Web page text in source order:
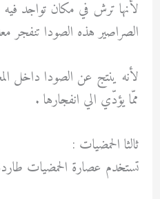
لأنها ترش في مكان تواجد فيه
الصراصير هذه الصودا تنفجر
لأنه ينتج عن الصودا داخل
ممّا يؤدّي الي انفجارها .
ثالثا الحمضيات :
تستخدم عصارة الحمضيات